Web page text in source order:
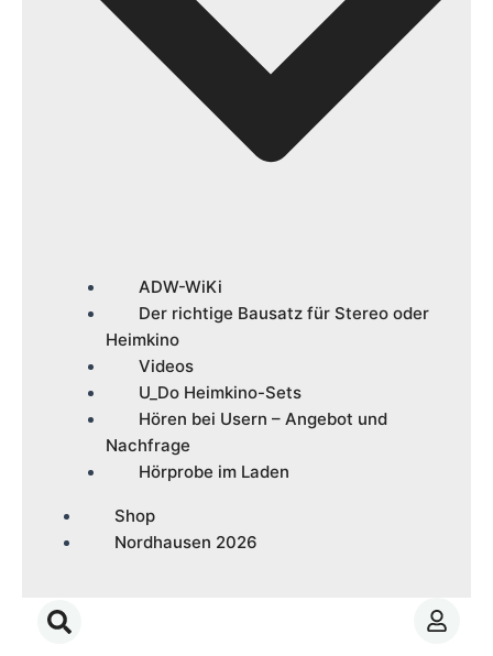
ADW-WiKi
Der richtige Bausatz für Stereo oder
Heimkino
Videos
U_Do Heimkino-Sets
Hören bei Usern – Angebot und
Nachfrage
Hörprobe im Laden
Shop
Nordhausen 2026